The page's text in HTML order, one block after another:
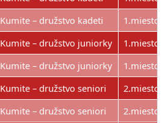
Kumite – družstvo kadeti
1.miesto
Kumite – družstvo juniorky
1.miesto
Kumite – družstvo juniorky
1.miesto
Kumite – družstvo seniori
2.miesto
Kumite – družstvo seniori
2.miesto